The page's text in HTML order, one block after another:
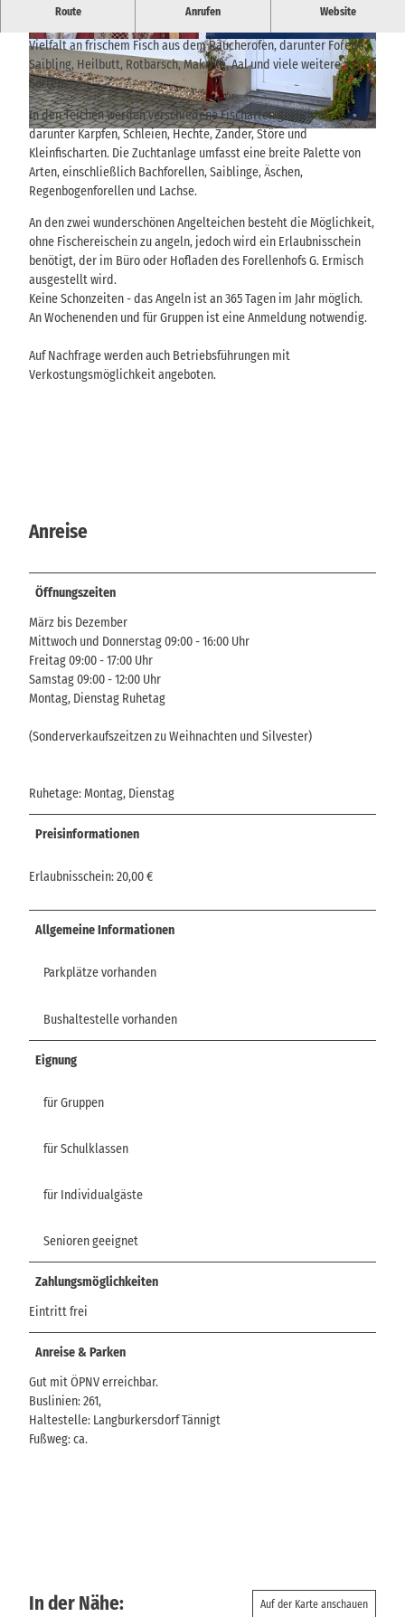
© via www.saechsische-schweiz.de, Yvonne Brückner |CC-BY-SA
© viawww.saechsische-schweiz.de, Yvonne Brü
ckner |
© viawww.saechsische-schweiz.de
, Yvonne Brü
CC-BY-SA
Route Anrufen Website
Ganzjährig frischer Fisch - auch zum selber Fangen!
Vielfalt an frischem Fisch aus dem Räucherofen, darunter Forelle,
Saibling, Heilbutt, Rotbarsch, Makrele, Aal und viele weitere
Sorten.
In den Teichen werden verschiedene Fischarten gezüchtet,
darunter Karpfen, Schleien, Hechte, Zander, Störe und
Kleinfischarten. Die Zuchtanlage umfasst eine breite Palette von
Arten, einschließlich Bachforellen, Saiblinge, Äschen,
Regenbogenforellen und Lachse.
An den zwei wunderschönen Angelteichen besteht die Möglichkeit,
ohne Fischereischein zu angeln, jedoch wird ein Erlaubnisschein
benötigt, der im Büro oder Hofladen des Forellenhofs G. Ermisch
ausgestellt wird.
Keine Schonzeiten - das Angeln ist an 365 Tagen im Jahr möglich.
An Wochenenden und für Gruppen ist eine Anmeldung notwendig.
Auf Nachfrage werden auch Betriebsführungen mit
Verkostungsmöglichkeit angeboten.
Anreise
Öffnungszeiten
März bis Dezember
Mittwoch und Donnerstag 09:00 - 16:00 Uhr
Freitag 09:00 - 17:00 Uhr
Samstag 09:00 - 12:00 Uhr
Montag, Dienstag Ruhetag
(Sonderverkaufszeitzen zu Weihnachten und Silvester)
Ruhetage: Montag, Dienstag
Preisinformationen
Erlaubnisschein: 20,00 €
Allgemeine Informationen
Parkplätze vorhanden
Bushaltestelle vorhanden
Eignung
für Gruppen
für Schulklassen
für Individualgäste
Senioren geeignet
Zahlungsmöglichkeiten
Eintritt frei
Anreise & Parken
Gut mit ÖPNV erreichbar.
Buslinien: 261,
Haltestelle: Langburkersdorf Tännigt
Fußweg: ca.
In der Nähe: Auf der Karte anschauen